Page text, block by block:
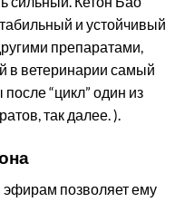
и устойчивый
препаратами,
в ветеринарии самый
“цикл” один из
так далее. ).
позволяет ему